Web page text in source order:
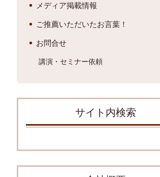
メディア掲載情報
ご推薦いただいたお言葉！
お問合せ
講演・セミナー依頼
サイト内検索